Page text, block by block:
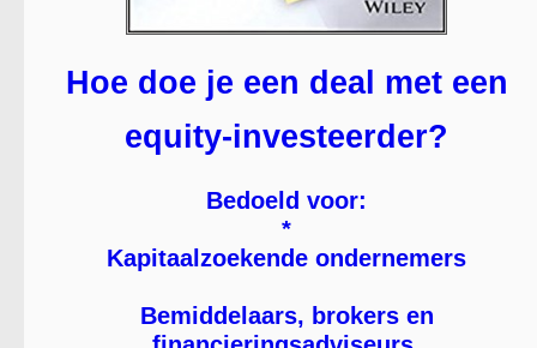
Hoe doe je een deal met een
equity-investeerder?
Bedoeld voor:
*
Kapitaalzoekende ondernemers
Bemiddelaars, brokers en